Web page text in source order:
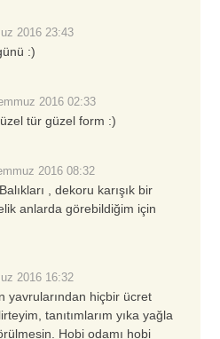
2016 23:43
:)
2016 02:33
tür güzel form :)
2016 08:32
, dekoru karışık bir
anlarda görebildiğim için
2016 16:32
yavrularından hiçbir ücret
tanıtımlarım yıka yağla
Hobi odamı hobi